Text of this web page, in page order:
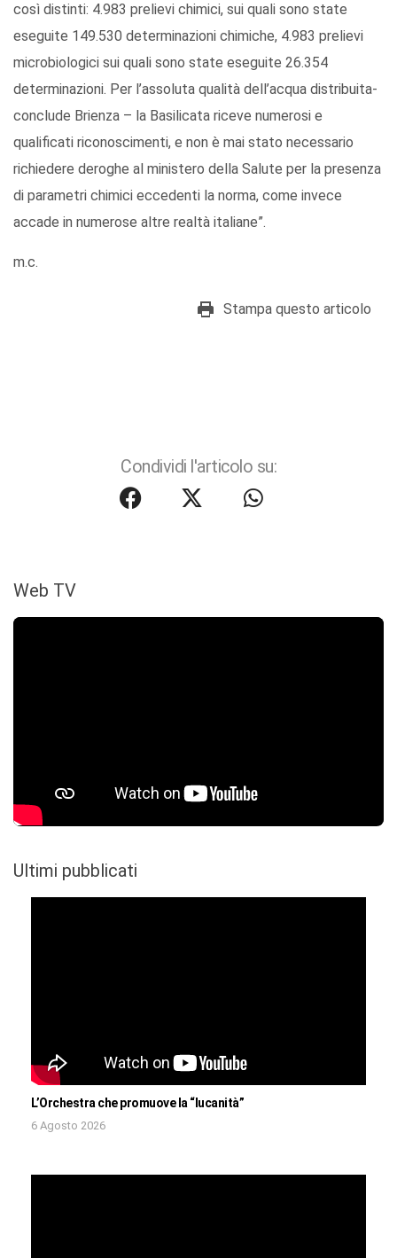
così distinti: 4.983 prelievi chimici, sui quali sono state
eseguite 149.530 determinazioni chimiche, 4.983 prelievi
microbiologici sui quali sono state eseguite 26.354
determinazioni. Per l’assoluta qualità dell’acqua distribuita-
conclude Brienza – la Basilicata riceve numerosi e
qualificati riconoscimenti, e non è mai stato necessario
richiedere deroghe al ministero della Salute per la presenza
di parametri chimici eccedenti la norma, come invece
accade in numerose altre realtà italiane”.
m.c.
Stampa questo articolo
Condividi l'articolo su:
Web TV
Ultimi pubblicati
L’Orchestra che promuove la “lucanità”
6 Agosto 2026